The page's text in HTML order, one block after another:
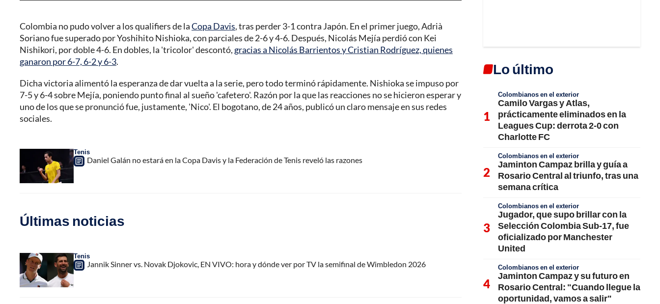
Colombia no pudo volver a los qualifiers de laCopa Davis, tras perder 3-1 contra Japón. En el primer juego, Adrià
Soriano fue superado por Yoshihito Nishioka, con parciales de 2-6 y 4-6. Después, Nicolás Mejía perdió con Kei
Nishikori, por doble 4-6. En dobles, la 'tricolor' descontó, gracias a Nicolás Barrientos y Cristian Rodríguez, quienes
ganaron por 6-7, 6-2 y 6-3.
Dicha victoria alimentó la esperanza de dar vuelta a la serie, pero todo terminó rápidamente. Nishioka se impuso por
7-5 y 6-4 sobre Mejía, poniendo punto final al sueño 'cafetero'. Razón por la que las reacciones no se hicieron esperar y
uno de los que se pronunció fue, justamente, 'Nico'. El bogotano, de 24 años, publicó un claro mensaje en sus redes
sociales.
Tenis
Daniel Galán no estará en la Copa Davis y la Federación de Tenis reveló las razones
Últimas noticias
Tenis
Jannik Sinner vs. Novak Djokovic, EN VIVO: hora y dónde ver por TV la semifinal de Wimbledon 2026
Lo último
Colombianos en el exterior
Camilo Vargas y Atlas,
prácticamente eliminados en la
Leagues Cup: derrota 2-0 con
Charlotte FC
Colombianos en el exterior
Jaminton Campaz brilla y guía a
Rosario Central al triunfo, tras una
semana crítica
Colombianos en el exterior
Jugador, que supo brillar con la
Selección Colombia Sub-17, fue
oficializado por Manchester
United
Colombianos en el exterior
Jaminton Campaz y su futuro en
Rosario Central: "Cuando llegue la
oportunidad, vamos a salir"